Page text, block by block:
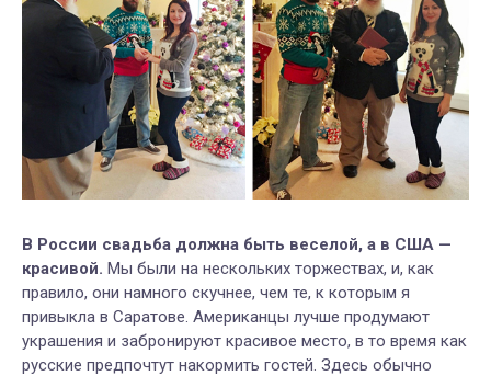
В России свадьба должна быть веселой, а в США —
красивой. Мы были на нескольких торжествах, и, как
правило, они намного скучнее, чем те, к которым я
привыкла в Саратове. Американцы лучше продумают
украшения и забронируют красивое место, в то время как
русские предпочтут накормить гостей. Здесь обычно